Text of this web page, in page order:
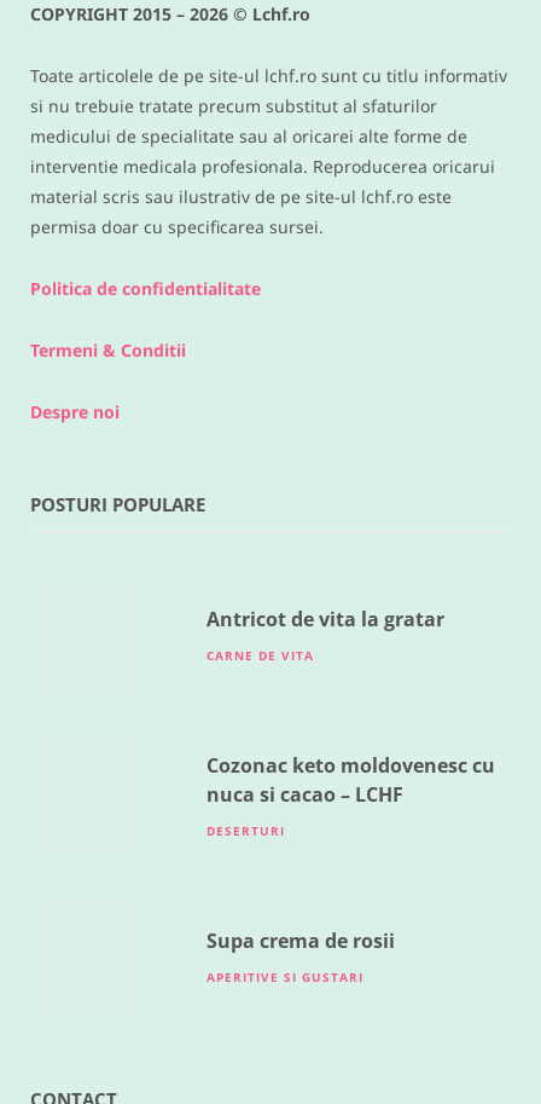
COPYRIGHT 2015 – 2026 © Lchf.ro
Toate articolele de pe site-ul lchf.ro sunt cu titlu informativ
si nu trebuie tratate precum substitut al sfaturilor
medicului de specialitate sau al oricarei alte forme de
interventie medicala profesionala. Reproducerea oricarui
material scris sau ilustrativ de pe site-ul lchf.ro este
permisa doar cu specificarea sursei.
Politica de confidentialitate
Termeni & Conditii
Despre noi
POSTURI POPULARE
Antricot de vita la gratar
CARNE DE VITA
Cozonac keto moldovenesc cu
nuca si cacao – LCHF
DESERTURI
Supa crema de rosii
APERITIVE SI GUSTARI
CONTACT